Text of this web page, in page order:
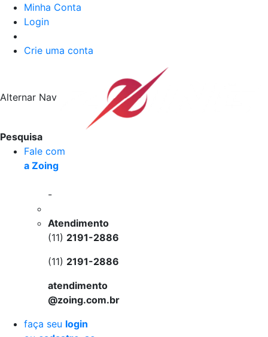
Minha Conta
Login
Crie uma conta
Alternar Nav
Pesquisa
Fale com
a Zoing
-
Atendimento
(11) 2191-2886
(11) 2191-2886
atendimento
@zoing.com.br
faça seu login